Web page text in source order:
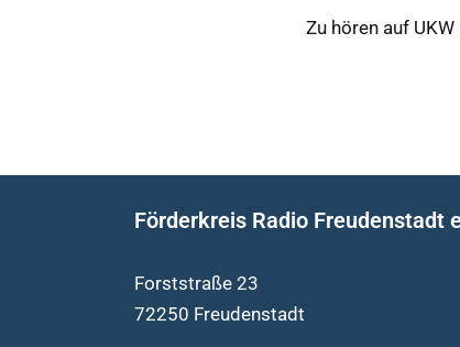
Zu hören auf
Förderkreis Radio Freudenstadt
Forststraße 23
72250 Freudenstadt